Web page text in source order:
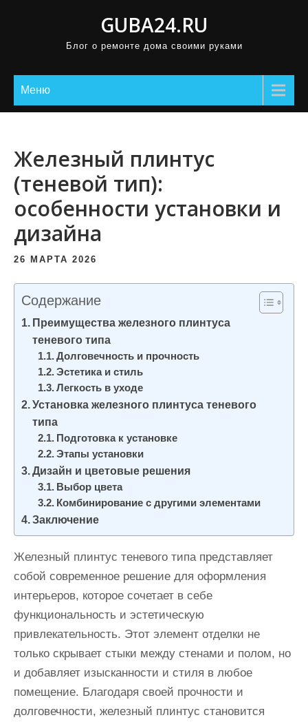
GUBA24.RU
Блог о ремонте дома своими руками
Меню
Железный плинтус
(теневой тип):
особенности установки и
дизайна
26 МАРТА 2026
Содержание
Преимущества железного плинтуса
теневого типа
Долговечность и прочность
Эстетика и стиль
Легкость в уходе
Установка железного плинтуса теневого
типа
Подготовка к установке
Этапы установки
Дизайн и цветовые решения
Выбор цвета
Комбинирование с другими элементами
Заключение
Железный плинтус теневого типа представляет
собой современное решение для оформления
интерьеров, которое сочетает в себе
функциональность и эстетическую
привлекательность. Этот элемент отделки не
только скрывает стыки между стенами и полом, но
и добавляет изысканности и стиля в любое
помещение. Благодаря своей прочности и
долговечности, железный плинтус становится